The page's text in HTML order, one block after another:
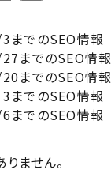
でのSEO情報
までのSEO情報
までのSEO情報
でのSEO情報
でのSEO情報
ません。